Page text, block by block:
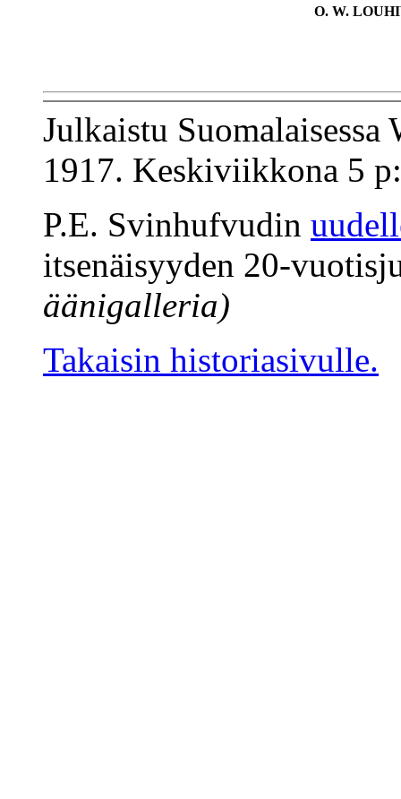
O. W.
Julkaistu Suomalaisessa
1917. Keskiviikkona 5
P.E. Svinhufvudin
itsenäisyyden 20-
äänigalleria)
Takaisin historiasivulle.